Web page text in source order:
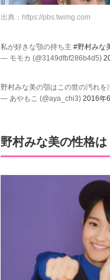
出典： https://pbs.twimg.com
私が好きな顎の持ち主 #野村みな
— モモカ (@3149dfbf286b4d5)
野村みな美の顎はこの世の汚れを
— あやもこ (@aya_chi3) 2016年
野村みな美の性格